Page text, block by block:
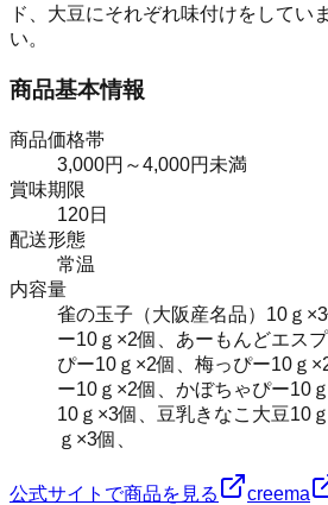
ド、大豆にそれぞれ味付けをしてい
い。
商品基本情報
商品価格帯
3,000円～4,000円未満
賞味期限
120日
配送形態
常温
内容量
雀の玉子（大阪産名品）10ｇ
ー10ｇ×2個、あーもんどエス
ぴー10ｇ×2個、梅っぴー10ｇ
ー10ｇ×2個、かぼちゃぴー10
10ｇ×3個、豆乳きなこ大豆10
ｇ×3個、
公式サイトで商品を見る creema